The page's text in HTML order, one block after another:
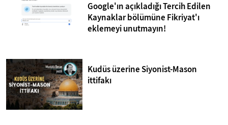
Google'ın açıkladığı Tercih Edilen
Kaynaklar bölümüne Fikriyat'ı
eklemeyi unutmayın!
Kudüs üzerine Siyonist-Mason
ittifakı